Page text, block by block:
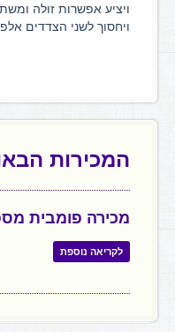
ויציע אפשרות זולה
ויחסוך לשני הצדדים
המכירות
מכירה פומבית
לקריאה נוספת